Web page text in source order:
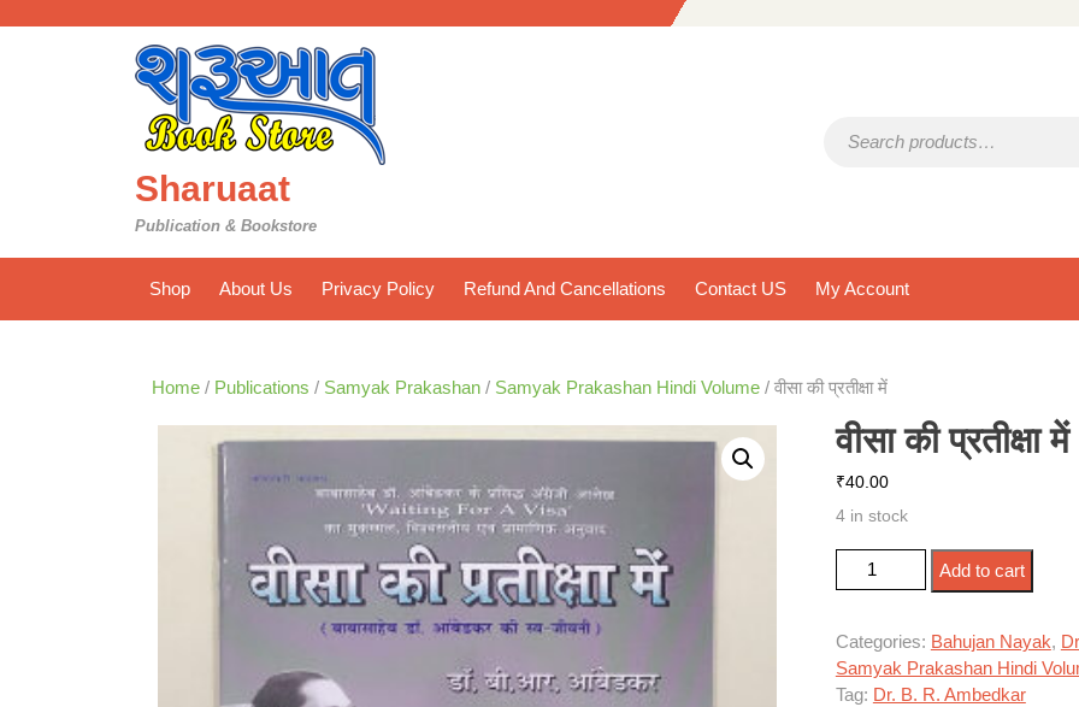
Sharuaat
Publication & Bookstore
Shop About Us Privacy Policy Refund And Cancellations Contact US My Account
Home / Publications / Samyak Prakashan / Samyak Prakashan Hindi Volume / वीसा की प्रतीक्षा में
वीसा की प्रतीक्षा में
₹40.00
4 in stock
वीसा की प्रतीक्षा में quantity
Add to cart
Categories: Bahujan Nayak,
Samyak Prakashan Hindi
Tag: Dr. B. R. Ambedkar